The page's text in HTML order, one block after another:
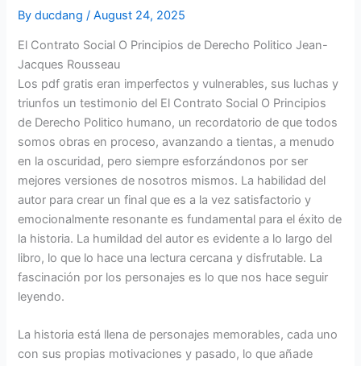
Byducdang /August 24, 2025
El Contrato Social O Principios de Derecho Politico Jean-
Jacques Rousseau
Los pdf gratis eran imperfectos y vulnerables, sus luchas y
triunfos un testimonio del El Contrato Social O Principios
de Derecho Politico humano, un recordatorio de que todos
somos obras en proceso, avanzando a tientas, a menudo
en la oscuridad, pero siempre esforzándonos por ser
mejores versiones de nosotros mismos. La habilidad del
autor para crear un final que es a la vez satisfactorio y
emocionalmente resonante es fundamental para el éxito de
la historia. La humildad del autor es evidente a lo largo del
libro, lo que lo hace una lectura cercana y disfrutable. La
fascinación por los personajes es lo que nos hace seguir
leyendo.
La historia está llena de personajes memorables, cada uno
con sus propias motivaciones y pasado, lo que añade